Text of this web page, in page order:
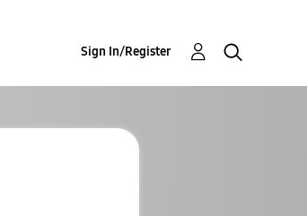
Sign In/Register